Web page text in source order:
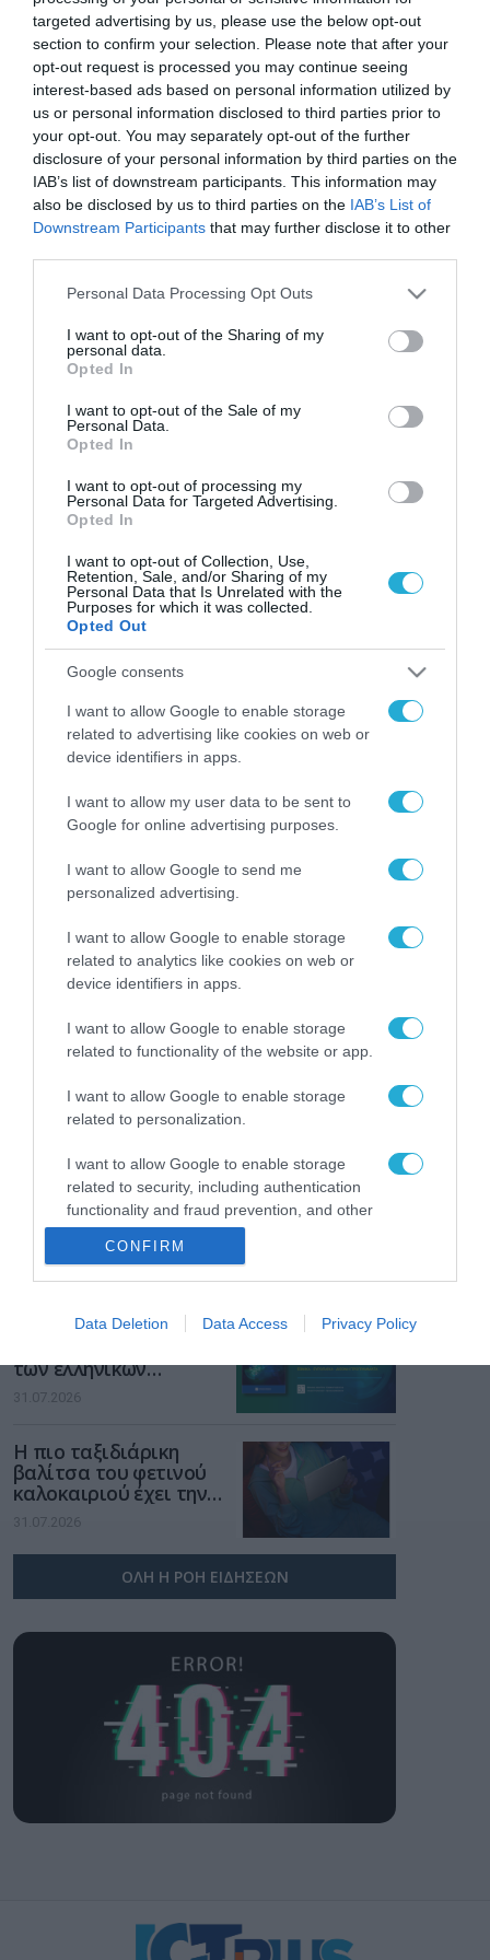
targeted advertising by us, please use the below opt-out
section to confirm your selection. Please note that after your
opt-out request is processed you may continue seeing
interest-based ads based on personal information utilized by
us or personal information disclosed to third parties prior to
your opt-out. You may separately opt-out of the further
disclosure of your personal information by third parties on the
IAB’s list of downstream participants. This information may
also be disclosed by us to third parties on the IAB’s List of
Downstream Participants that may further disclose it to other
Please note that this website/app uses one or more Google
not limited to your visit or usage behaviour. You may click to
grant or deny consent to Google and its third-party tags to
use your data for below specified purposes in below Google
consent section.
Personal Data Processing Opt Outs
I want to opt-out of the Sharing of my
personal data.
Opted In
I want to opt-out of the Sale of my
Personal Data.
Opted In
I want to opt-out of processing my
Personal Data for Targeted Advertising.
Opted In
I want to opt-out of Collection, Use,
Retention, Sale, and/or Sharing of my
Personal Data that Is Unrelated with the
Purposes for which it was collected.
Opted Out
Google consents
I want to allow Google to enable storage
related to advertising like cookies on web or
device identifiers in apps.
I want to allow my user data to be sent to
Google for online advertising purposes.
I want to allow Google to send me
personalized advertising.
I want to allow Google to enable storage
related to analytics like cookies on web or
device identifiers in apps.
I want to allow Google to enable storage
related to functionality of the website or app.
I want to allow Google to enable storage
related to personalization.
I want to allow Google to enable storage
related to security, including authentication
functionality and fraud prevention, and other
user protection.
CONFIRM
Data Deletion Data Access Privacy Policy
ΟΙΚΟΝΟΜΙΑ
Χρ. Σταϊκούρας: Προχωρήσαμε
στην αναμόρφωση, την ενίσχυση
και τον εκσυγχρονισμό της
Εταιρικής Διακυβέρνησης
26.05.2021
ΡΟΗ ΕΙΔΗΣΕΩΝ
Το χρηματοδοτούμενο
από την ΕΕ έργο “The
Gaming Police”
ενισχύει την ασφάλεια
των παιδιών στο
διαδίκτυο
31.07.2026
για τα πρόστιμα σε
παραβάσεις που
Σ. Καλαφάτης: «Η
Τεχνητή Νοημοσύνη
δεν είναι απλώς μια
νέα τεχνολογία, είναι
μια νέα βιομηχανική
Νέος οδηγός του ΕΚΤ
των ελληνικών
επιχειρήσεων στον
χώρο της άμυνας
31.07.2026
Η πιο ταξιδιάρικη
βαλίτσα του φετινού
καλοκαιριού έχει την
υπογραφή της Xiaomi
31.07.2026
ΟΛΗ Η ΡΟΗ ΕΙΔΗΣΕΩΝ